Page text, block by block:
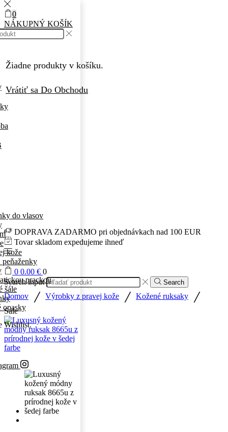
DOPRAVA ZADARMO pri objednávkach nad 100 EUR
Tovar skladom expedujeme ihneď
do vlasov
kože
prackou
šále
opasky
Wishlist.
0 0.00 € 0
0
NÁKUPNÝ KOŠÍK
Žiadne produkty v košíku.
Vrátiť sa Do Obchodu
Search input Search
Domov / Výrobky z pravej kože / Kožené ruksaky /
Sale